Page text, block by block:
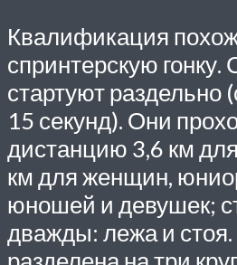
Квалификация
спринтерскую
стартуют раздельно
15 секунд). Они
дистанцию 3,6 км
км для женщин,
юношей и девушек;
дважды: лежа и